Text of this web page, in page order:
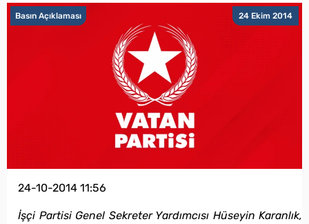
24 Ekim 2014
Basın Açıklaması
24-10-2014 11:56
İşçi Partisi Genel Sekreter Yardımcısı Hüseyin Karanlık,